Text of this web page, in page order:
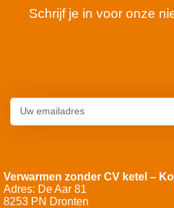
Schrijf je in voor onze
Verwarmen zonder CV ketel –
Adres: De Aar 81
8253 PN Dronten